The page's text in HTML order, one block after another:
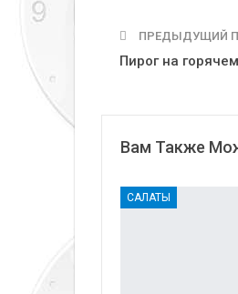
ПРЕДЫДУЩИЙ
Пирог на
Вам Также
САЛАТЫ